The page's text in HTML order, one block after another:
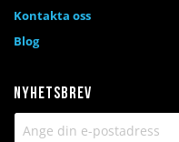
Nyhetsbrev
Kontakta oss
Blog